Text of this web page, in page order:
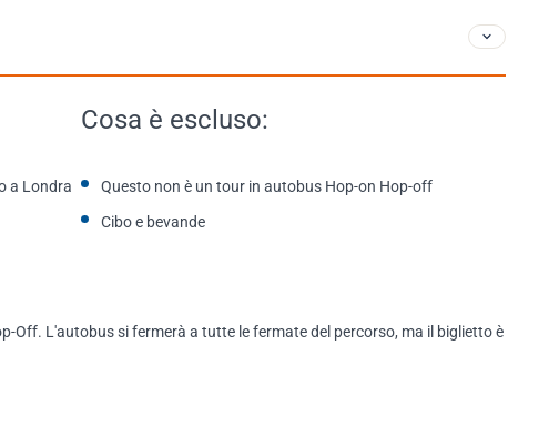
a Londra
Cosa è escluso:
Questo non è un tour in autobus Hop-on Hop-off
Cibo e bevande
Off. L'autobus si fermerà a tutte le fermate del percorso, ma il biglietto è